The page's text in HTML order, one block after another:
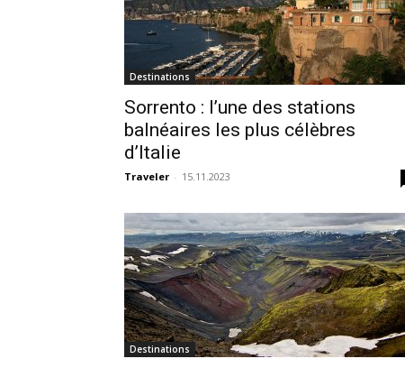
Destinations
Sorrento : l’une des stations
balnéaires les plus célèbres
d’Italie
Traveler - 15.11.2023
Destinations